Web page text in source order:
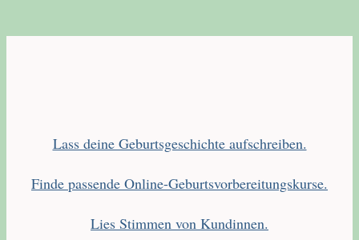
Lass deine Geburtsgeschichte aufschreiben.
Finde passende Online-Geburtsvorbereitungskurse.
Lies Stimmen von Kundinnen.